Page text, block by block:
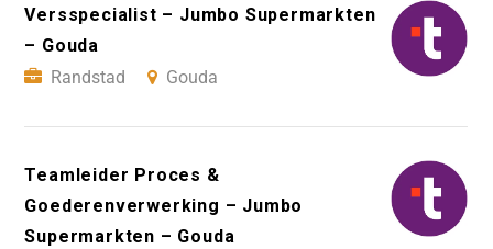
Versspecialist – Jumbo Supermarkten
– Gouda
Randstad
Gouda
Teamleider Proces &
Goederenverwerking – Jumbo
Supermarkten – Gouda